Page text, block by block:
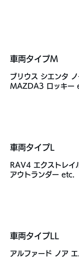
車両タイプM
ブリウス シエンタ
MAZDA3 ロッキー
車両タイプL
RAV4 エクストレ
アウトランダー etc.
車両タイプLL
アルファード ノア